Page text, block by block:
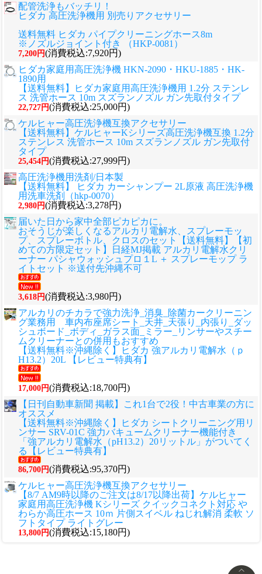
配管洗浄もバッチリ！
ヒダカ 高圧洗浄機用 別売りアクセサリー
送料無料 ヒダカ パイプクリーニングホース8m
※ノズルジョイント付き （HKP-0081）
7,200円(消費税込:7,920円)
ヒダカ家庭用高圧洗浄機 HKN-2090・HKU-1885・HK-
1890用
【送料無料】ヒダカ家庭用高圧洗浄機用 1.2分 ステンレ
ス 洗管ホース 10m スズランノズル ガン先取付タイプ
22,727円(消費税込:25,000円)
ケルヒャー高圧洗浄機互換アクセサリー
【送料無料】ケルヒャーKシリーズ高圧洗浄機互換 1.2分
ステンレス 洗管ホース 10m スズランノズル ガン先取付
タイプ
25,454円(消費税込:27,999円)
高圧洗浄機用洗剤/日本製
【送料無料】 ヒダカ カーシャンプー 2L原液 高圧洗浄機
用洗車洗剤（hkp-0070）
2,980円(消費税込:3,278円)
届いた日から家中全部ピカピカに。
おそうじが楽しくなるアルカリ電解水、スプレーモッ
プ、スプレーボトル、クロスのセット
【送料無料】【初
めての方限定セット】日経MJ掲載 アルカリ電解水クリ
ーナー パシャウォッシュプロ１L ＋ スプレーモップ ラ
イトセット ※送付先沖縄不可
3,618円(消費税込:3,980円)
アルカリのチカラで強力洗浄_消臭_除菌カークリーニン
グ業務用 車内布座席シート_天井_天張り_内張り_ダッ
シュボード_ボディ_ガラス面_ミラー_リンサーやスチー
ムクリーナーとの併用もおすすめ
【送料無料※沖縄除く】ヒダカ 強アルカリ電解水（ｐ
H13.2）20L 【レビュー特典有】
17,000円(消費税込:18,700円)
【日刊自動車新聞 掲載】これ1台で2役！中古車業の方に
オススメ
【送料無料※沖縄除く】ヒダカ シートクリーニング用リ
ンサー SRV-01C 強力バキュームクリーナー機能付き
「強アルカリ電解水（pH13.2）20リットル」がついてく
る【レビュー特典有】
86,700円(消費税込:95,370円)
ケルヒャー高圧洗浄機互換アクセサリー
【8/7 AM9時以降のご注文は8/17以降出荷】ケルヒャー
家庭用高圧洗浄機 Kシリーズ クイックコネクト対応 や
わらか高圧ホース 10ｍ 片側スイベル ねじれ解消 柔軟 ソ
フトタイプ ライトグレー
13,800円(消費税込:15,180円)